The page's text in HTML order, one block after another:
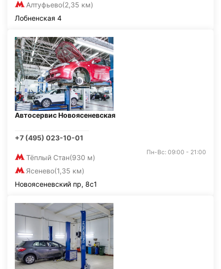
Алтуфьево(2,35 км)
Лобненская 4
Автосервис Новоясеневская
+7 (495) 023-10-01
Тёплый Стан(930 м)
Ясенево(1,35 км)
Пн-Вс: 09:00 - 21:00
Новоясеневский пр, 8с1